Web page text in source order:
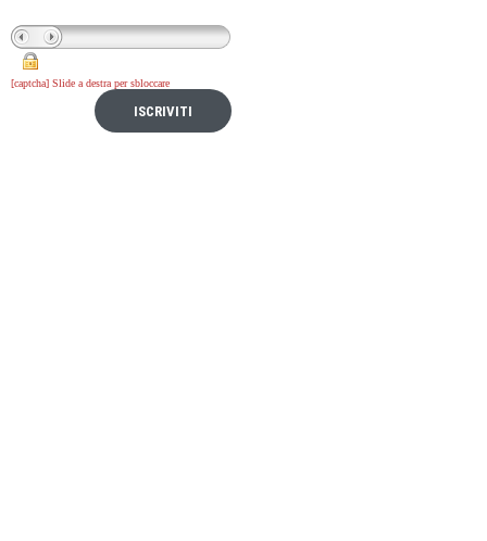
[captcha] Slide a destra per sbloccare